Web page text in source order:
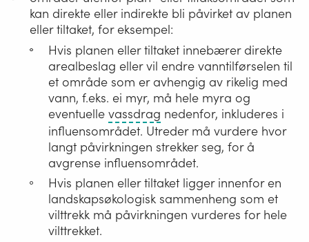
kan direkte eller indirekte bli påvirket av planen
eller tiltaket, for eksempel:
Hvis planen eller tiltaket innebærer direkte
arealbeslag eller vil endre vanntilførselen til
et område som er avhengig av rikelig med
vann, f.eks. ei myr, må hele myra og
eventuelle vassdrag Åpne
og
islagte
elver,
bekker
og
innsjøer.
nedenfor, inkluderes i
influensområdet. Utreder må vurdere hvor
langt påvirkningen strekker seg, for å
avgrense influensområdet.
Hvis planen eller tiltaket ligger innenfor en
landskapsøkologisk sammenheng som et
vilttrekk må påvirkningen vurderes for hele
vilttrekket.